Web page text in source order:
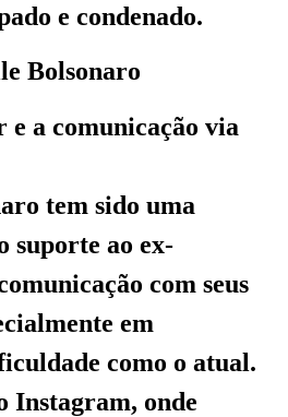
e condenado.
Bolsonaro
a comunicação via
tem sido uma
suporte ao ex-
com seus
em
como o atual.
Instagram, onde